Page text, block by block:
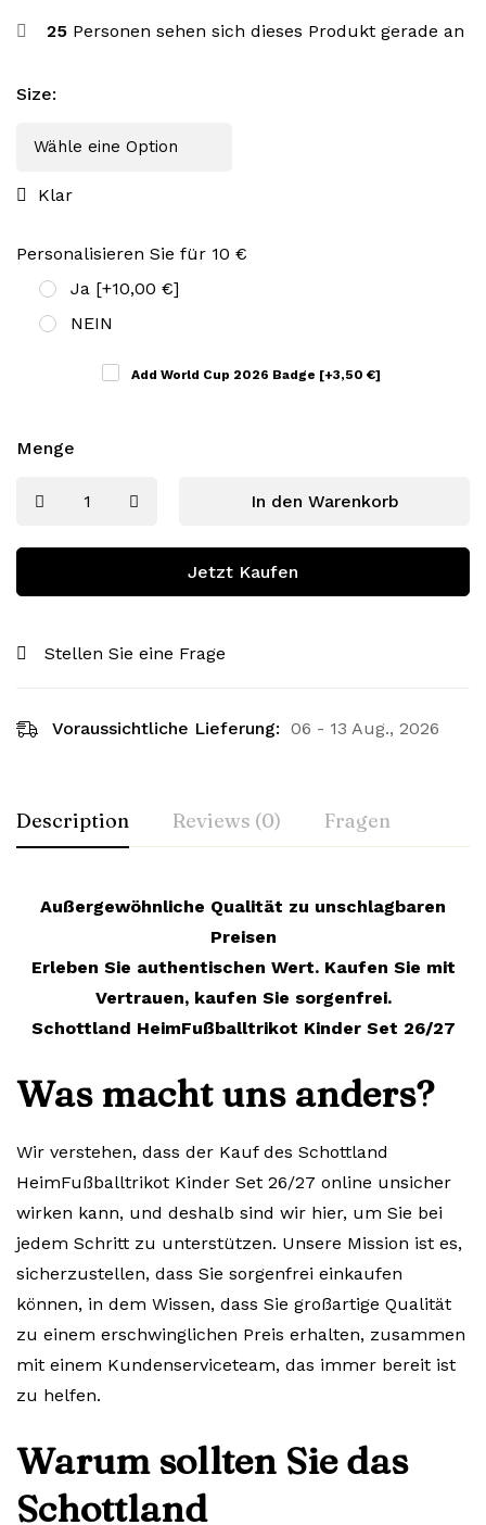
25 Personen sehen sich dieses Produkt gerade an
Size:
Klar
Personalisieren Sie für 10 €
Ja [+10,00 €]
NEIN
Add World Cup 2026 Badge [+3,50 €]
Menge
In den Warenkorb
Jetzt Kaufen
Stellen Sie eine Frage
Voraussichtliche Lieferung: 06 - 13 Aug., 2026
Description Reviews (0) Fragen
Außergewöhnliche Qualität zu unschlagbaren
Preisen
Erleben Sie authentischen Wert. Kaufen Sie mit
Vertrauen, kaufen Sie sorgenfrei.
Schottland HeimFußballtrikot Kinder Set 26/27
Was macht uns anders?
Wir verstehen, dass der Kauf des Schottland
HeimFußballtrikot Kinder Set 26/27 online unsicher
wirken kann, und deshalb sind wir hier, um Sie bei
jedem Schritt zu unterstützen. Unsere Mission ist es,
sicherzustellen, dass Sie sorgenfrei einkaufen
können, in dem Wissen, dass Sie großartige Qualität
zu einem erschwinglichen Preis erhalten, zusammen
mit einem Kundenserviceteam, das immer bereit ist
zu helfen.
Warum sollten Sie das
Schottland